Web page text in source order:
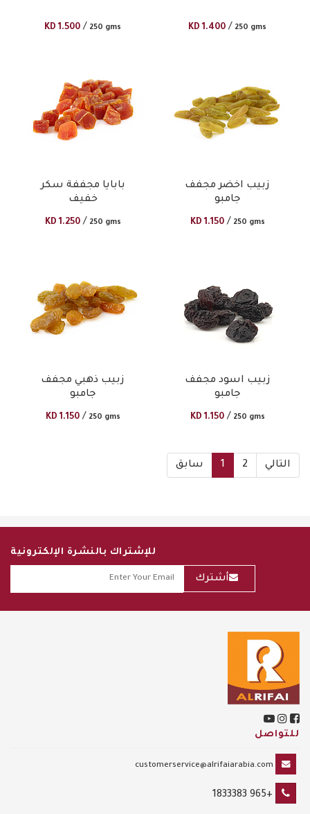
KD 1.500 / 250 gms KD 1.400 / 250 gms
بابايا مجففة سكر
خفيف
KD 1.250 / 250 gms
زبيب اخضر مجفف
جامبو
KD 1.150 / 250 gms
زبيب ذهبي مجفف
جامبو
KD 1.150 / 250 gms
زبيب اسود مجفف
جامبو
KD 1.150 / 250 gms
سابق 1 2 التالي
للإشتراك بالنشرة الإلكترونية
أشترك
للتواصل
customerservice@alrifaiarabia.com
+965 1833383